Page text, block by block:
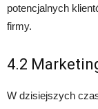
potencjalnych
firmy.
4.2
W dzisiejszych